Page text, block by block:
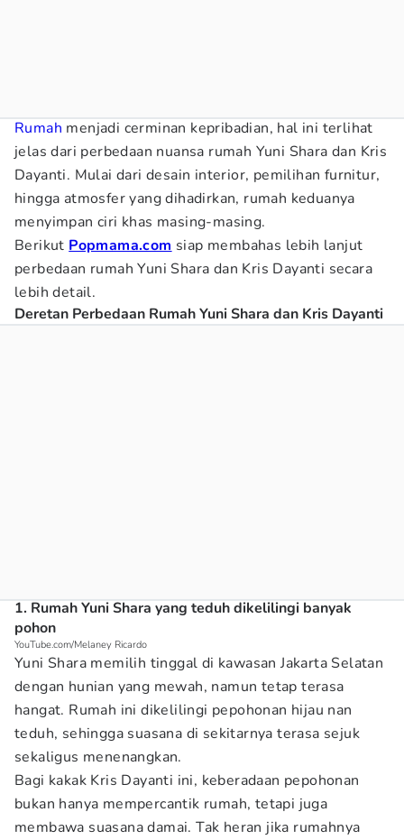
Rumah menjadi cerminan kepribadian, hal ini terlihat
jelas dari perbedaan nuansa rumah Yuni Shara dan Kris
Dayanti. Mulai dari desain interior, pemilihan furnitur,
hingga atmosfer yang dihadirkan, rumah keduanya
menyimpan ciri khas masing-masing.
Berikut Popmama.com siap membahas lebih lanjut
perbedaan rumah Yuni Shara dan Kris Dayanti secara
lebih detail.
Deretan Perbedaan Rumah Yuni Shara dan Kris Dayanti
1. Rumah Yuni Shara yang teduh dikelilingi banyak
pohon
YouTube.com/Melaney Ricardo
Yuni Shara memilih tinggal di kawasan Jakarta Selatan
dengan hunian yang mewah, namun tetap terasa
hangat. Rumah ini dikelilingi pepohonan hijau nan
teduh, sehingga suasana di sekitarnya terasa sejuk
sekaligus menenangkan.
Bagi kakak Kris Dayanti ini, keberadaan pepohonan
bukan hanya mempercantik rumah, tetapi juga
membawa suasana damai. Tak heran jika rumahnya